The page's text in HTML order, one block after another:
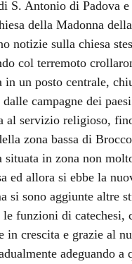
S. Antonio di Padova
della Madonna
notizie sulla chiesa
col terremoto
un posto centrale,
campagne dei
al servizio religioso,
zona bassa di
in zona non
ed allora si ebbe la
si sono aggiunte altre
funzioni di
in crescita e grazie al
adeguando a